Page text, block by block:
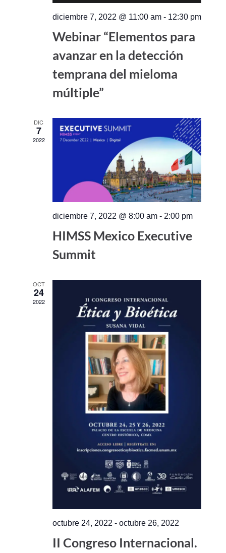
diciembre 7, 2022 @ 11:00 am- 12:30 pm
Webinar “Elementos para
avanzar en la detección
temprana del mieloma
múltiple”
DIC
7
2022
diciembre 7, 2022 @ 8:00 am- 2:00 pm
HIMSS Mexico Executive
Summit
OCT
24
2022
octubre 24, 2022 - octubre 26, 2022
II Congreso Internacional.